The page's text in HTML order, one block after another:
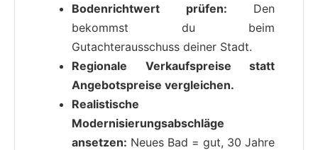
Bodenrichtwert prüfen: Den
bekommst du beim
Gutachterausschuss deiner Stadt.
Regionale Verkaufspreise statt
Angebotspreise vergleichen.
Realistische
Modernisierungsabschläge
ansetzen: Neues Bad = gut, 30 Jahre